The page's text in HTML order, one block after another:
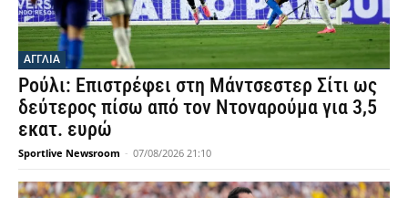
ΑΓΓΛΙΑ
Ρούλι: Επιστρέφει στη Μάντσεστερ Σίτι ως
δεύτερος πίσω από τον Ντοναρούμα για 3,5
εκατ. ευρώ
Sportlive Newsroom - 07/08/2026 21:10